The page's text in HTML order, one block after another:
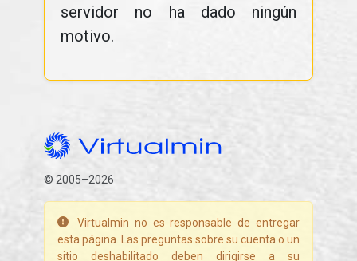
servidor no ha dado ningún
motivo.
© 2005–2026
Virtualmin no es responsable de entregar
esta página. Las preguntas sobre su cuenta o un
sitio deshabilitado deben dirigirse a su